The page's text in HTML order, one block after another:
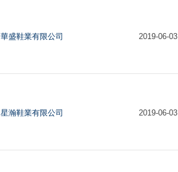
華盛鞋業有限公司 2019-06-03
星瀚鞋業有限公司 2019-06-03